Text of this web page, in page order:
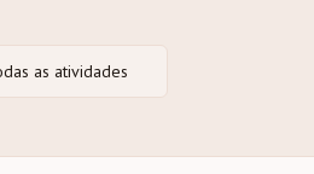
as atividades